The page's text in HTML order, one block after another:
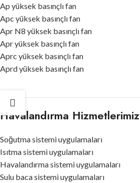
Ap yüksek basınçlı fan
Apc yüksek basınçlı fan
Apr N8 yüksek basınçlı fan
Apr yüksek basınçlı fan
Aprc yüksek basınçlı fan
Aprd yüksek basınçlı fan
Havalandırma Hizmetlerimiz
Soğutma sistemi uygulamaları
Isıtma sistemi uygulamaları
Havalandırma sistemi uygulamaları
Sulu baca sistemi uygulamaları